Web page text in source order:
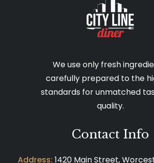
We use only fresh
carefully prepared to the
standards for unmatched
quality.
Contact Info
Address: 1420 Main Street,